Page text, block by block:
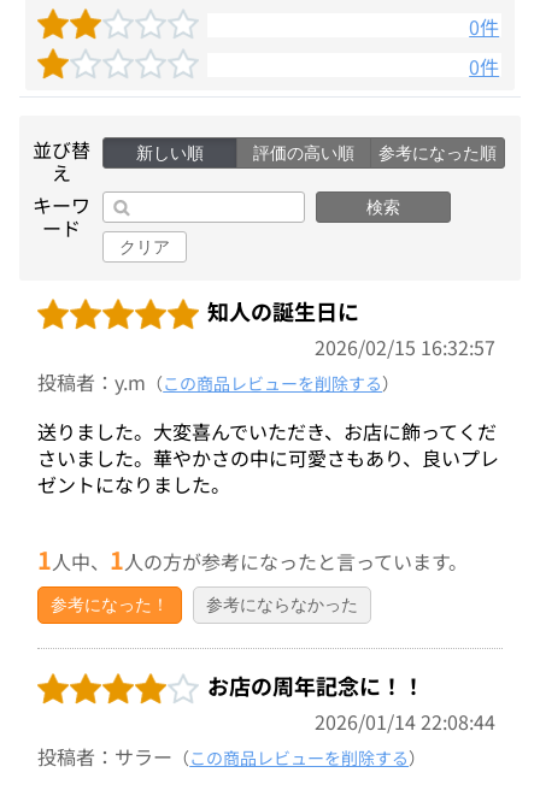
0件
0件
並び替
え
新しい順 評価の高い順 参考になった順
キーワ
ード
検索
クリア
知人の誕生日に
2026/02/15 16:32:57
投稿者：y.m （この商品レビューを削除する）
送りました。大変喜んでいただき、お店に飾ってくだ
さいました。華やかさの中に可愛さもあり、良いプレ
ゼントになりました。
1人中、 1人の方が参考になったと言っています。
参考になった！ 参考にならなかった
お店の周年記念に！！
2026/01/14 22:08:44
投稿者：サラー （この商品レビューを削除する）